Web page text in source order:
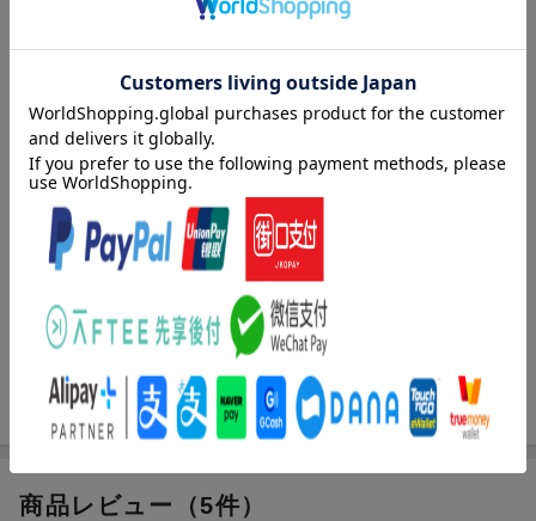
水や摩擦に強いラミネート加工の大判ステッカー付き。
【目次】
1 クロミ名言集
「心に響く」「元気が出た！」と大反響を呼んだ言葉とイラスト
を集めました
2 Cool & Cute ♡クロミのコーデ日記
クロミのファッションーデとおしゃれについての名言集
〇コスプレ系
〇カジュアル系
〇ゆめかわ系
内容紹介（「BOOK」データベースより）
クロミ公式Ｘココロに効く！クロミ名言集。Ｃｏｏｌ ＆ Ｃｕ
ｔｅ。クロミのコーデ日記も収録！
目次（「BOOK」データベースより）
クロミ名言集／クロミのコーデ日記（ドーリー系／コスプレ系／
カジュアル系／スクールガール系／ゆめかわ系）
商品レビュー（5件）